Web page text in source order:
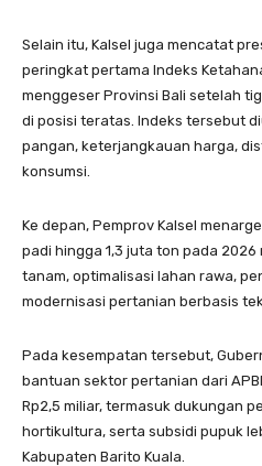
Selain itu, Kalsel juga mencatat
peringkat pertama Indeks
menggeser Provinsi Bali setelah
di posisi teratas. Indeks tersebut
pangan, keterjangkauan harga,
konsumsi.
Ke depan, Pemprov Kalsel
padi hingga 1,3 juta ton pada
tanam, optimalisasi lahan rawa,
modernisasi pertanian berbasis
Pada kesempatan tersebut,
bantuan sektor pertanian dari
Rp2,5 miliar, termasuk dukungan
hortikultura, serta subsidi pupuk
Kabupaten Barito Kuala.